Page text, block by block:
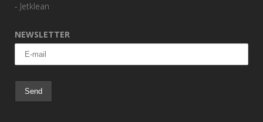
- Jetklean
NEWSLETTER